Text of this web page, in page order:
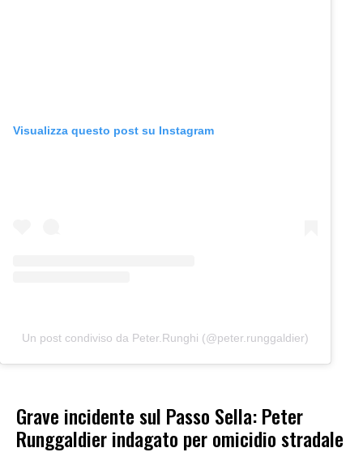
Visualizza questo post su Instagram
Un post condiviso da Peter.Runghi (@peter.runggaldier)
Grave incidente sul Passo Sella: Peter
Runggaldier indagato per omicidio stradale